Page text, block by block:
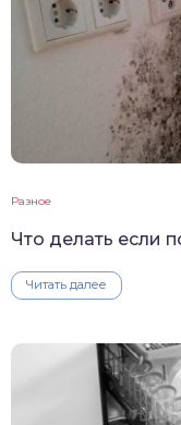
Разное
Что делать если
Читать далее